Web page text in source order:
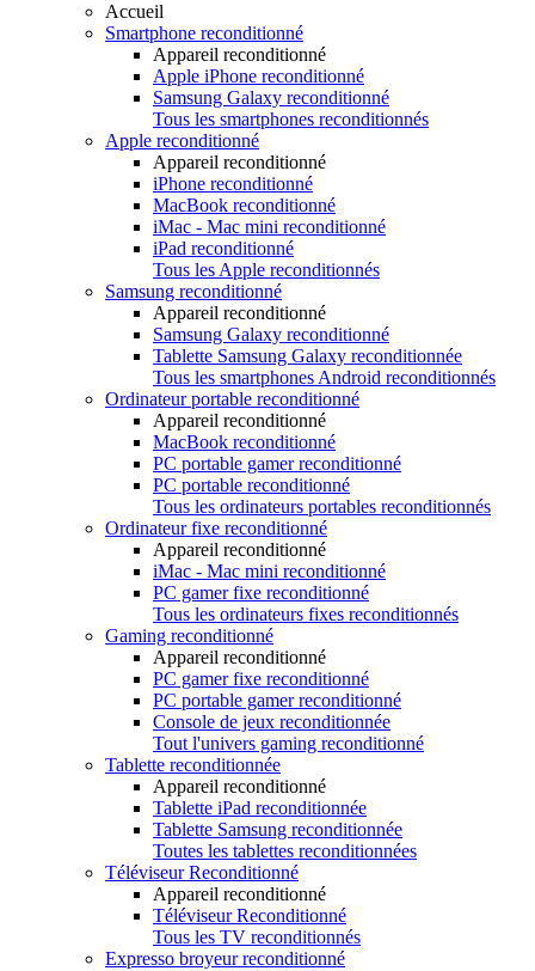
Accueil
Smartphone reconditionné
Appareil reconditionné
Apple iPhone reconditionné
Samsung Galaxy reconditionné
Tous les smartphones reconditionnés
Apple reconditionné
Appareil reconditionné
iPhone reconditionné
MacBook reconditionné
iMac - Mac mini reconditionné
iPad reconditionné
Tous les Apple reconditionnés
Samsung reconditionné
Appareil reconditionné
Samsung Galaxy reconditionné
Tablette Samsung Galaxy reconditionnée
Tous les smartphones Android reconditionnés
Ordinateur portable reconditionné
Appareil reconditionné
MacBook reconditionné
PC portable gamer reconditionné
PC portable reconditionné
Tous les ordinateurs portables reconditionnés
Ordinateur fixe reconditionné
Appareil reconditionné
iMac - Mac mini reconditionné
PC gamer fixe reconditionné
Tous les ordinateurs fixes reconditionnés
Gaming reconditionné
Appareil reconditionné
PC gamer fixe reconditionné
PC portable gamer reconditionné
Console de jeux reconditionnée
Tout l'univers gaming reconditionné
Tablette reconditionnée
Appareil reconditionné
Tablette iPad reconditionnée
Tablette Samsung reconditionnée
Toutes les tablettes reconditionnées
Téléviseur Reconditionné
Appareil reconditionné
Téléviseur Reconditionné
Tous les TV reconditionnés
Expresso broyeur reconditionné